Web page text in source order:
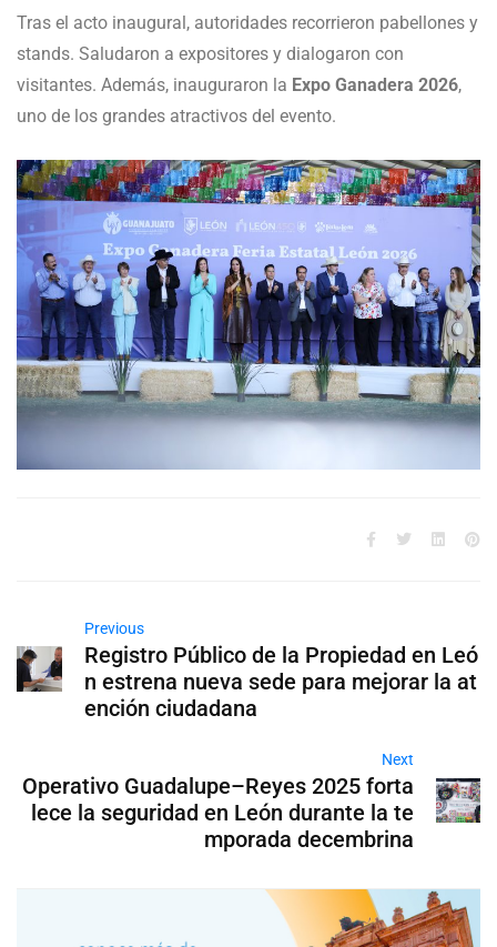
Tras el acto inaugural, autoridades recorrieron pabellones y
stands. Saludaron a expositores y dialogaron con
visitantes. Además, inauguraron la Expo Ganadera 2026,
uno de los grandes atractivos del evento.
Previous
Registro Público de la Propiedad en Leó
n estrena nueva sede para mejorar la at
ención ciudadana
Next
Operativo Guadalupe–Reyes 2025 forta
lece la seguridad en León durante la te
mporada decembrina